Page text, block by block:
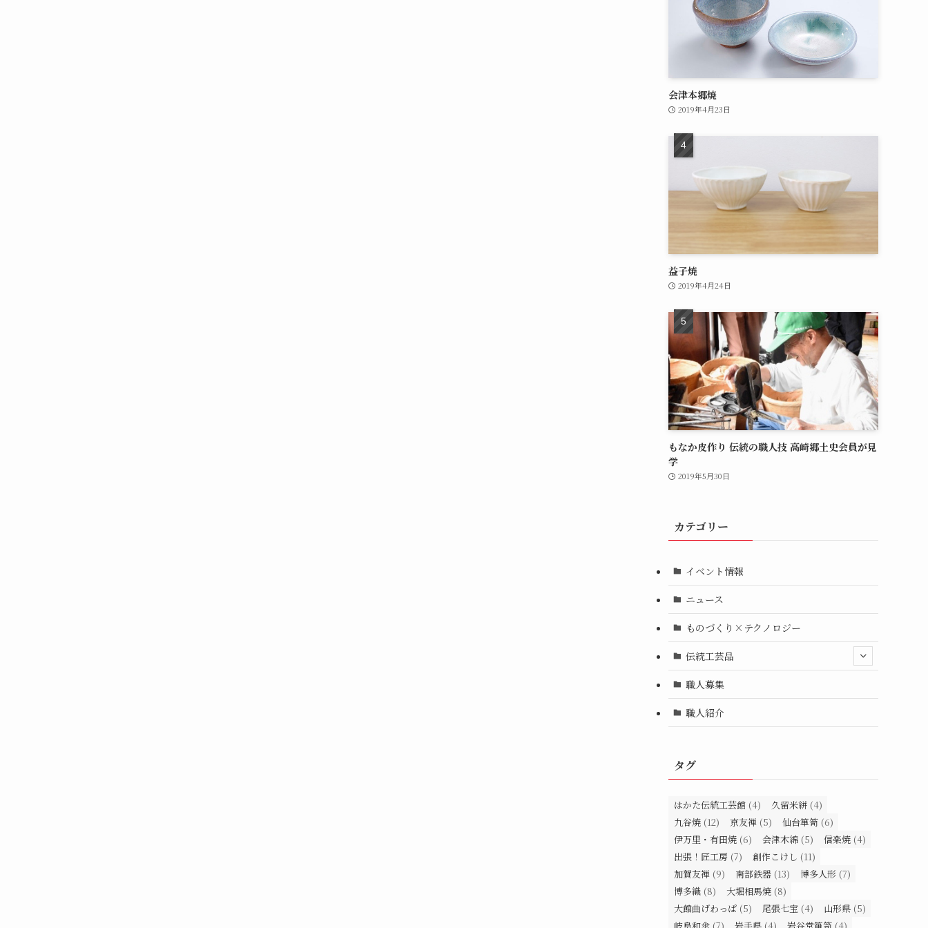
会津本郷焼
2019年4月23日
益子焼
2019年4月24日
もなか皮作り 伝統の職人技 高崎郷土史会員が見
学
2019年5月30日
カテゴリー
イベント情報
ニュース
ものづくり×テクノロジー
伝統工芸品
職人募集
職人紹介
タグ
はかた伝統工芸館 (4) 久留米絣 (4)
九谷焼 (12) 京友禅 (5) 仙台箪笥 (6)
伊万里・有田焼 (6) 会津木綿 (5) 信楽焼 (4)
出張！匠工房 (7) 創作こけし (11)
加賀友禅 (9) 南部鉄器 (13) 博多人形 (7)
博多織 (8) 大堀相馬焼 (8)
大館曲げわっぱ (5) 尾張七宝 (4) 山形県 (5)